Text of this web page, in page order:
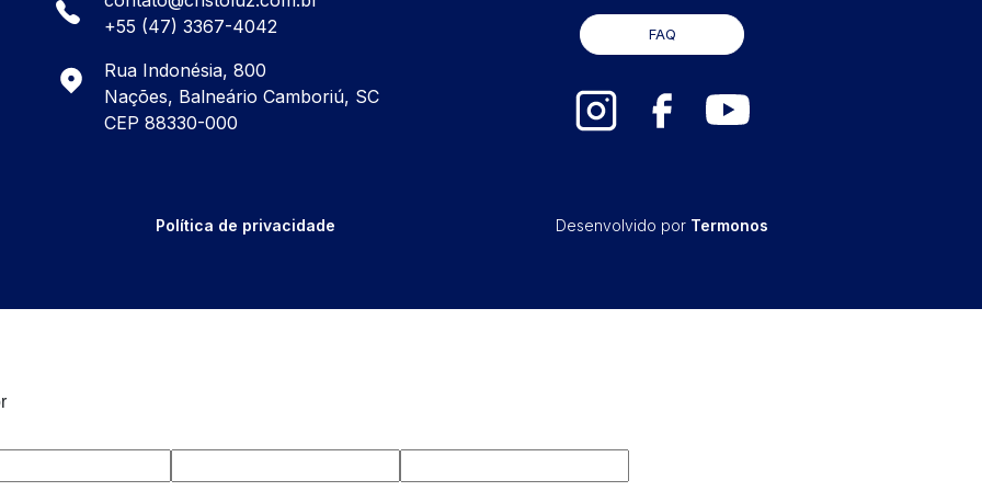
+55 (47) 3367-4042
Rua Indonésia, 800
Nações, Balneário Camboriú, SC
CEP 88330-000
FAQ
Política de privacidade Desenvolvido por Termonos